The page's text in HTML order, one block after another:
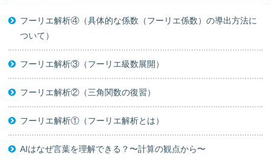
フーリエ解析④（具体的な係数（フーリエ係数）の導出方法に
ついて）
フーリエ解析③（フーリエ級数展開）
フーリエ解析②（三角関数の復習）
フーリエ解析①（フーリエ解析とは）
AIはなぜ言葉を理解できる？〜計算の観点から〜